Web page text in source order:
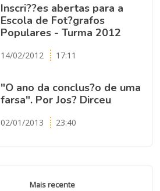
Inscri??es abertas para a
Escola de Fot?grafos
Populares - Turma 2012
14/02/2012 17:11
"O ano da conclus?o de uma
farsa". Por Jos? Dirceu
02/01/2013 23:40
Mais recente